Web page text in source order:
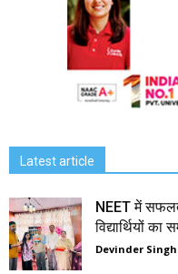
Latest article
NEET में
विद्यार्थियों का
Devinder Singh